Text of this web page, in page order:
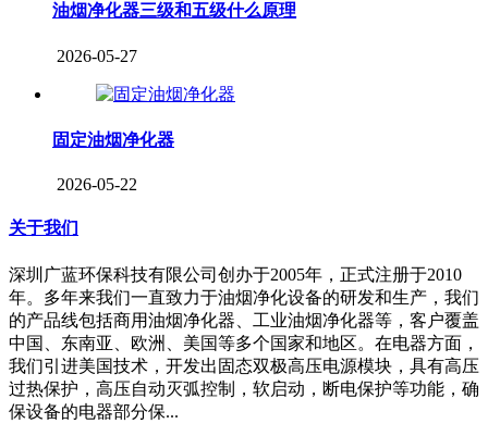
油烟净化器三级和五级什么原理
2026-05-27
固定油烟净化器
2026-05-22
关于我们
深圳广蓝环保科技有限公司创办于2005年，正式注册于2010
年。多年来我们一直致力于油烟净化设备的研发和生产，我们
的产品线包括商用油烟净化器、工业油烟净化器等，客户覆盖
中国、东南亚、欧洲、美国等多个国家和地区。在电器方面，
我们引进美国技术，开发出固态双极高压电源模块，具有高压
过热保护，高压自动灭弧控制，软启动，断电保护等功能，确
保设备的电器部分保...